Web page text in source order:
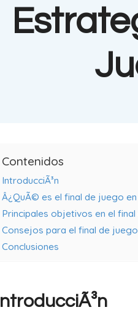
Contenidos
IntroducciÃ³n
Â¿QuÃ© es el final de juego
Principales objetivos en el
Consejos para el final de juego
Conclusiones
IntroducciÃ³n